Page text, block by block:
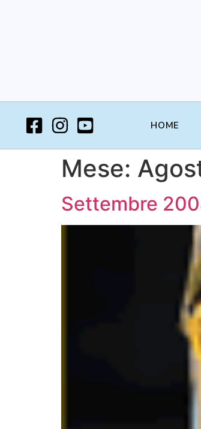
HOME
Mese:
Settembre